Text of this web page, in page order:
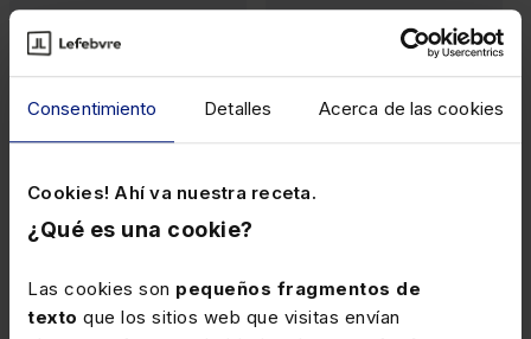
Consentimiento Detalles Acerca de las cookies
Cookies! Ahí va nuestra receta.
¿Qué es una cookie?
Las cookies son pequeños fragmentos de
texto que los sitios web que visitas envían
PACKS
Pack Memento Ejercicio
Profesional de la
Abogacía y la Procura
2027 + Manual
Preguntas Test Examen
Papel
110,20€
Memento Ejercicio
Profesional de la
Abogacía y la Procura
100,00€
(13)